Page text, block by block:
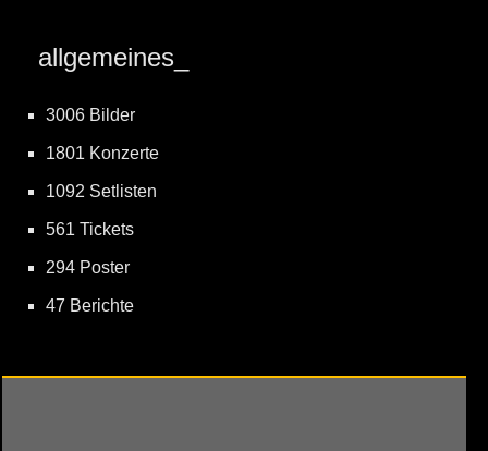
allgemeines_
3006 Bilder
1801 Konzerte
1092 Setlisten
561 Tickets
294 Poster
47 Berichte